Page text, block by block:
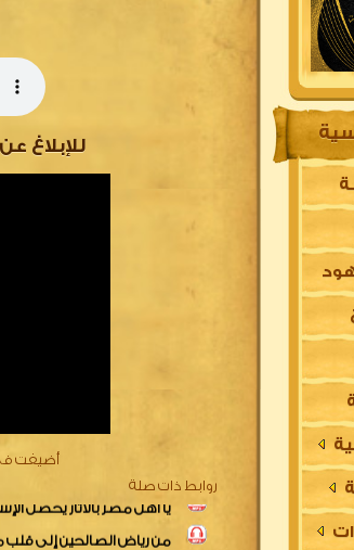
للإبلاغ
أضيفت
روابط ذات صلة
خلاصة القول فى أحداث
تتمة شبهات أزمة مصر و الرد